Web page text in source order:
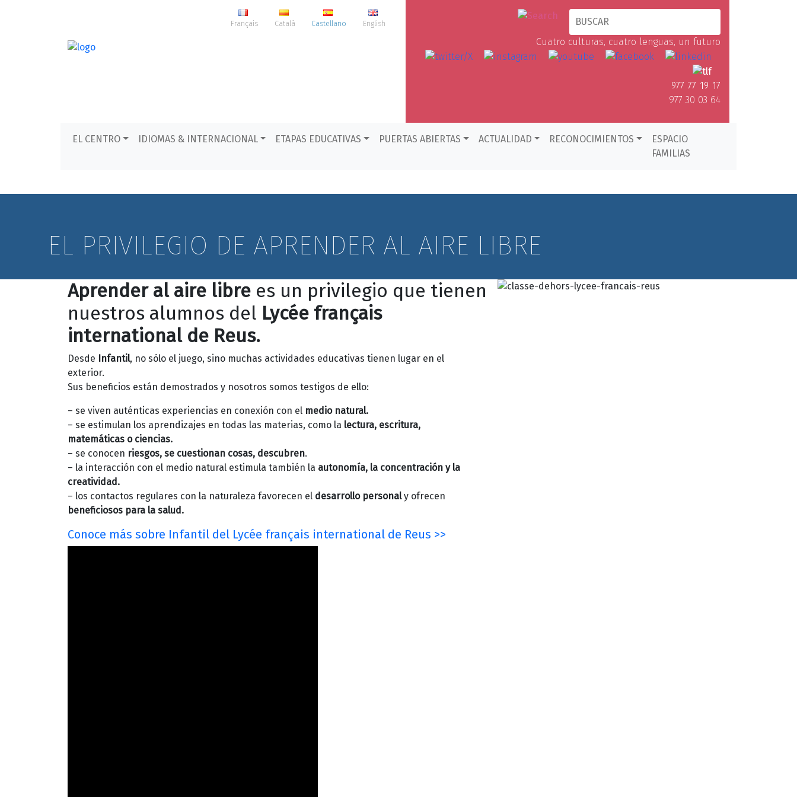
Français Català Castellano English
Cuatro culturas, cuatro lenguas, un futuro
977 77 19 17
977 30 03 64
EL CENTRO IDIOMAS & INTERNACIONAL ETAPAS EDUCATIVAS PUERTAS ABIERTAS ACTUALIDAD RECONOCIMIENTOS
ESPACIO
FAMILIAS
EL PRIVILEGIO DE APRENDER AL AIRE LIBRE
Aprender al aire libre es un privilegio que tienen
nuestros alumnos del Lycée français
international de Reus.
Desde Infantil, no sólo el juego, sino muchas actividades educativas tienen lugar en el
exterior.
Sus beneficios están demostrados y nosotros somos testigos de ello:
– se viven auténticas experiencias en conexión con el medio natural.
– se estimulan los aprendizajes en todas las materias, como la lectura, escritura,
matemáticas o ciencias.
– se conocen riesgos, se cuestionan cosas, descubren.
– la interacción con el medio natural estimula también la autonomía, la concentración y la
creatividad.
– los contactos regulares con la naturaleza favorecen el desarrollo personaly ofrecen
beneficiosos para la salud.
Conoce más sobre Infantil del Lycée français international de Reus >>